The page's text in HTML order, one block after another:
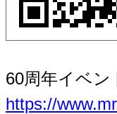
60周年イベン
https://